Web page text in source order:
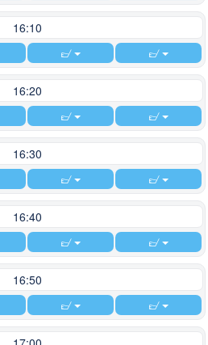
16:10
16:20
16:30
16:40
16:50